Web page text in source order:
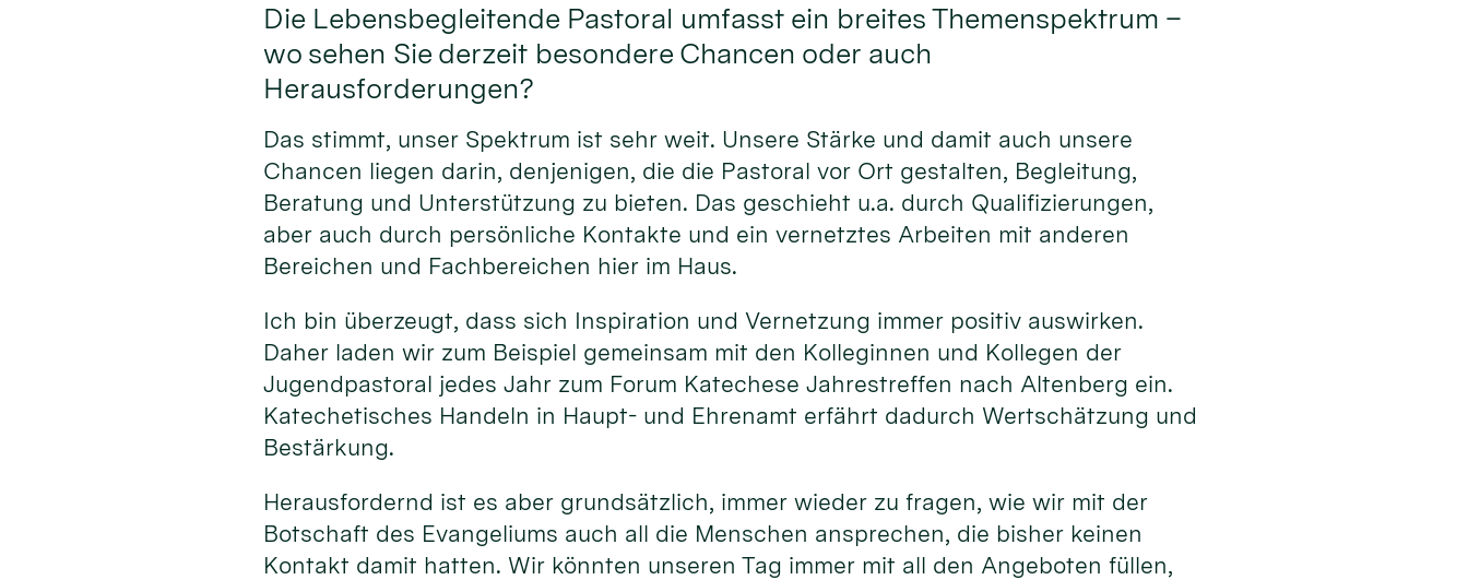
Die Lebensbegleitende Pastoral umfasst ein breites Themenspektrum –
wo sehen Sie derzeit besondere Chancen oder auch
Herausforderungen?
Das stimmt, unser Spektrum ist sehr weit. Unsere Stärke und damit auch unsere
Chancen liegen darin, denjenigen, die die Pastoral vor Ort gestalten, Begleitung,
Beratung und Unterstützung zu bieten. Das geschieht u.a. durch Qualifizierungen,
aber auch durch persönliche Kontakte und ein vernetztes Arbeiten mit anderen
Bereichen und Fachbereichen hier im Haus.
Ich bin überzeugt, dass sich Inspiration und Vernetzung immer positiv auswirken.
Daher laden wir zum Beispiel gemeinsam mit den Kolleginnen und Kollegen der
Jugendpastoral jedes Jahr zum Forum Katechese Jahrestreffen nach Altenberg ein.
Katechetisches Handeln in Haupt- und Ehrenamt erfährt dadurch Wertschätzung und
Bestärkung.
Herausfordernd ist es aber grundsätzlich, immer wieder zu fragen, wie wir mit der
Botschaft des Evangeliums auch all die Menschen ansprechen, die bisher keinen
Kontakt damit hatten. Wir könnten unseren Tag immer mit all den Angeboten füllen,